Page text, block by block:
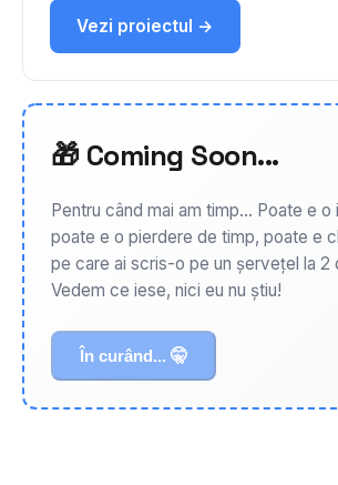
Vezi proiectul →
🎁 Coming Soon...
Pentru când mai am timp... Poate e o
poate e o pierdere de timp, poate e
pe care ai scris-o pe un șervețel la 2
Vedem ce iese, nici eu nu știu!
În curând... 🤫